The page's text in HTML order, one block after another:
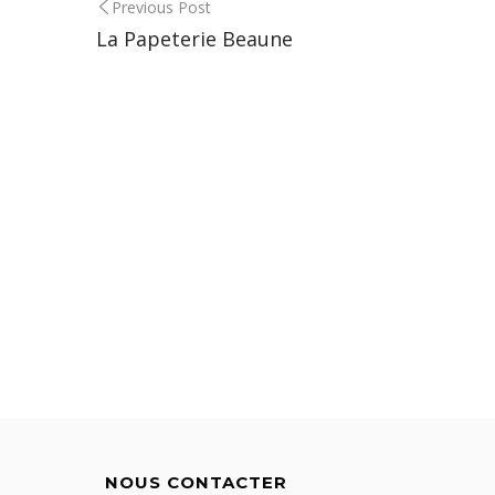
Post
navigation
Previous Post
La Papeterie Beaune
NOUS CONTACTER